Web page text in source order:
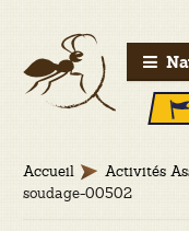
Aller
à
Aller
au
contenu
Accueil Activités
soudage-00502